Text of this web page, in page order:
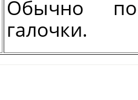
Обычно
галочки.